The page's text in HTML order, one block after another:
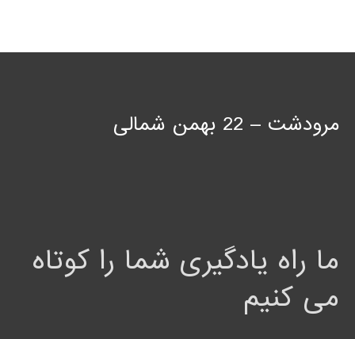
مرودشت – 22 بهمن شمالی
ما راه یادگیری شما را کوتاه
می کنیم